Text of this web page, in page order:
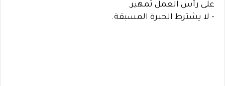
على رأس العمل تمهير.
- لا يشترط الخبرة المسبقة.